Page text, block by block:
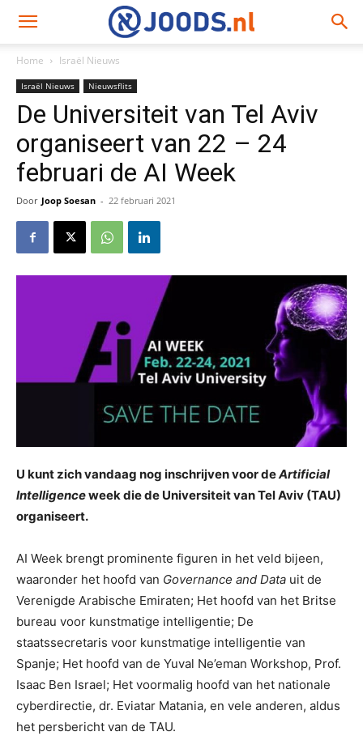
Home Israël Nieuws
Israël Nieuws Nieuwsflits
De Universiteit van Tel Aviv
organiseert van 22 – 24
februari de AI Week
Door Joop Soesan - 22 februari 2021
U kunt zich vandaag nog inschrijven voor deArtificial
Intelligenceweek die de Universiteit van Tel Aviv (TAU)
organiseert.
AI Week brengt prominente figuren in het veld bijeen,
waaronder het hoofd van Governance and Data uit de
Verenigde Arabische Emiraten; Het hoofd van het Britse
bureau voor kunstmatige intelligentie; De
staatssecretaris voor kunstmatige intelligentie van
Spanje; Het hoofd van de Yuval Ne’eman Workshop, Prof.
Isaac Ben Israel; Het voormalig hoofd van het nationale
cyberdirectie, dr. Eviatar Matania, en vele anderen, aldus
het persbericht van de TAU.